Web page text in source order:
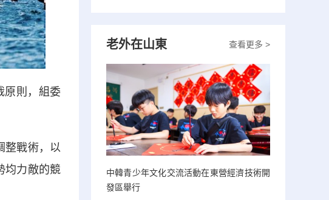
則，組委
戰術，以
均力敵的競
查看更多 >
老外在山東
中韓青少年文化交流活動在東營經濟技術開
發區舉行